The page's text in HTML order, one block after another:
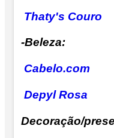
Thaty's Couro
-Beleza:
Cabelo.com
Depyl Rosa
Decoração/